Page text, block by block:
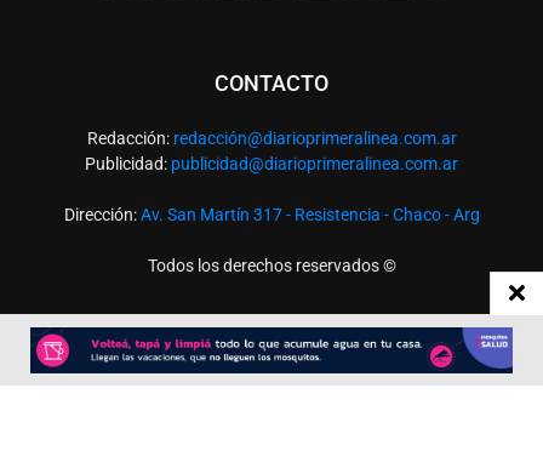
CONTACTO
Redacción: redacción@diarioprimeralinea.com.ar
Publicidad: publicidad@diarioprimeralinea.com.ar
Dirección:Av. San Martín 317 - Resistencia - Chaco - Arg
Todos los derechos reservados ©
SEGUÍNOS